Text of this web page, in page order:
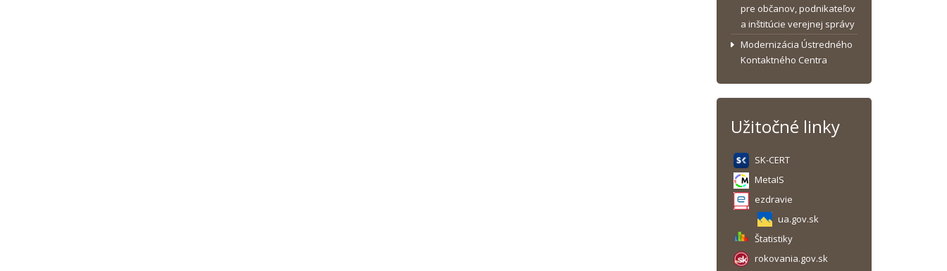
pre občanov, podnikateľov
a inštitúcie verejnej správy
Modernizácia Ústredného
Kontaktného Centra
Užitočné linky
SK-CERT
MetaIS
ezdravie
ua.gov.sk
Štatistiky
rokovania.gov.sk